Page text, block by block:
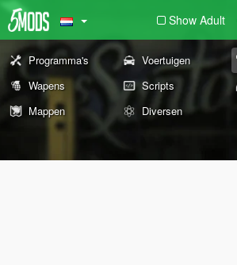
Show Adult
Programma's Voertuigen
Wapens
Scripts
Mappen
Diversen